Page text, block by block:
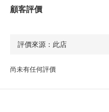
顧客評價
尚未有任何評價